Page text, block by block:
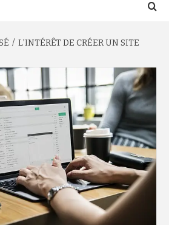
L’INTÉRÊT DE CRÉER UN SITE